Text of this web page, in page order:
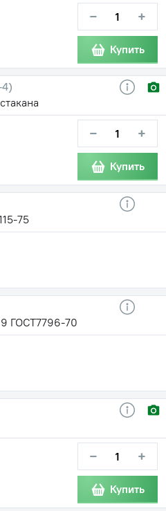
− +
Купить
− +
Купить
75
ГОСТ7796-70
− +
Купить